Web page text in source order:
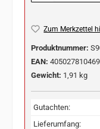
Zum Merkzettel
Produktnummer:
EAN:
Gewicht: 1,91 kg
Gutachten:
Lieferumfang: